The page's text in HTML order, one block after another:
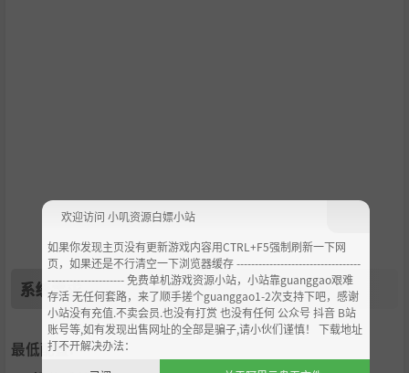
系统需求
最低配置:
欢迎访问 小叽资源白嫖小站
如果你发现主页没有更新游戏内容用CTRL+F5强制刷新一下网
页，如果还是不行清空一下浏览器缓存 ----------------------------------
--------------------- 免费单机游戏资源小站，小站靠guanggao艰难
存活 无任何套路，来了顺手搓个guanggao1-2次支持下吧，感谢
小站没有充值.不卖会员.也没有打赏 也没有任何 公众号 抖音 B站
账号等,如有发现出售网址的全部是骗子,请小伙们谨慎！ 下载地址
打不开解决办法：